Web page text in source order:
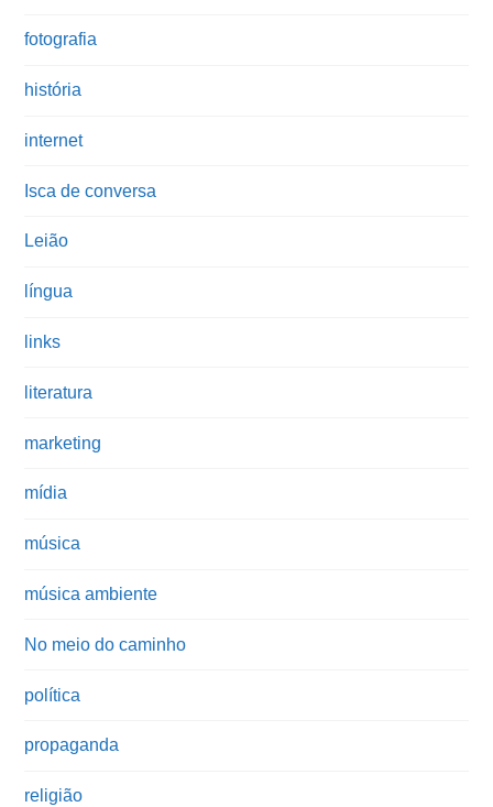
fotografia
história
internet
Isca de conversa
Leião
língua
links
literatura
marketing
mídia
música
música ambiente
No meio do caminho
política
propaganda
religião